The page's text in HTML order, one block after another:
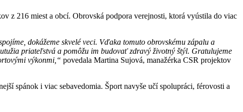
z 216 miest a obcí. Obrovská podpora verejnosti, ktorá vyústila do viac
dokážeme skvelé veci. Vďaka tomuto obrovskému zápalu a
priateľstvá a pomôžu im budovať zdravý životný štýl. Gratulujeme
výkonmi,“ povedala Martina Sujová, manažérka CSR projektov
spánok i viac sebavedomia. Šport navyše učí spolupráci, férovosti a